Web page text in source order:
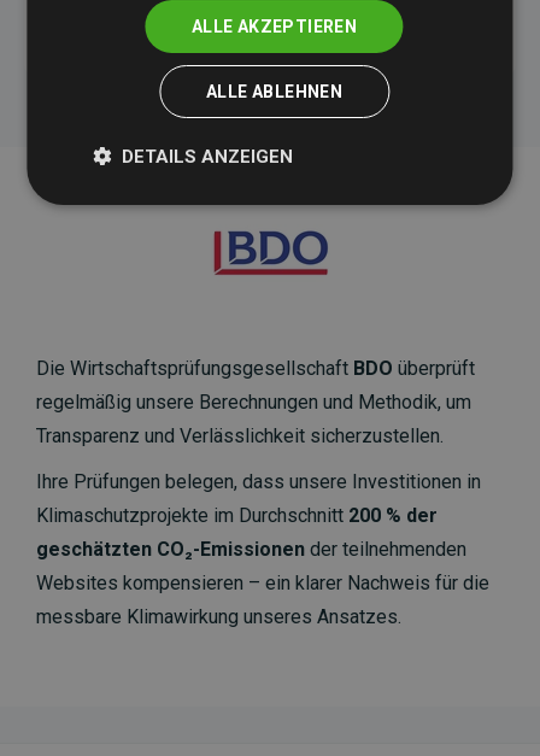
Initiative Websites, die Klimaprojekte unterstützen
Die Wirtschaftsprüfungsgesellschaft BDO überprüft
regelmäßig unsere Berechnungen und Methodik, um
Transparenz und Verlässlichkeit sicherzustellen.
Ihre Prüfungen belegen, dass unsere Investitionen in
Klimaschutzprojekte im Durchschnitt 200 % der
geschätzten CO₂-Emissionen der teilnehmenden
Websites kompensieren – ein klarer Nachweis für die
messbare Klimawirkung unseres Ansatzes.
ALLE AKZEPTIEREN
ALLE ABLEHNEN
DETAILS ANZEIGEN